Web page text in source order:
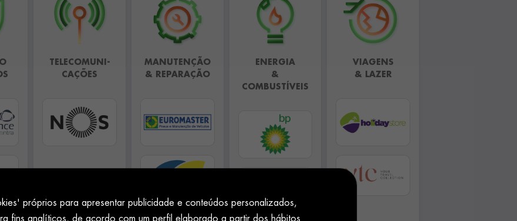
TELECOMUNI-
CAÇÕES
MANUTENÇÃO
& REPARAÇÃO
ENERGIA
&
COMBUSTÍVEIS
VIAGENS
& LAZER
próprios para apresentar publicidade e conteúdos personalizados,
fins analíticos, de acordo com um perfil elaborado a partir dos hábitos